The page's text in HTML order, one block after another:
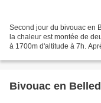
Second jour du bivouac en
la chaleur est montée de
à 1700m d'altitude à 7h.
Bivouac en